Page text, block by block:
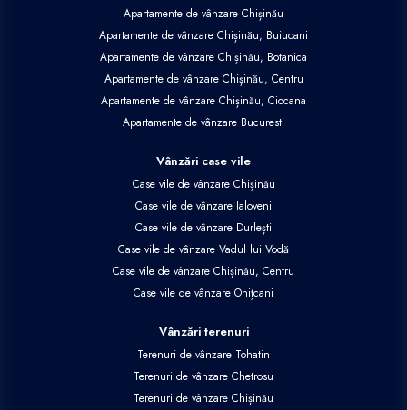
Apartamente de vânzare Chișinău
Apartamente de vânzare Chișinău, Buiucani
Apartamente de vânzare Chișinău, Botanica
Apartamente de vânzare Chișinău, Centru
Apartamente de vânzare Chișinău, Ciocana
Apartamente de vânzare Bucuresti
Vânzări case vile
Case vile de vânzare Chișinău
Case vile de vânzare Ialoveni
Case vile de vânzare Durlești
Case vile de vânzare Vadul lui Vodă
Case vile de vânzare Chișinău, Centru
Case vile de vânzare Onițcani
Vânzări terenuri
Terenuri de vânzare Tohatin
Terenuri de vânzare Chetrosu
Terenuri de vânzare Chișinău